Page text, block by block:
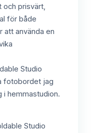
och prisvärt,
för både
att använda en
Studio
fotobordet jag
hemmastudion.
Studio